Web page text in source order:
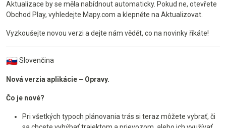
Aktualizace by se měla nabídnout automaticky. Pokud ne, otevřete
Obchod Play, vyhledejte Mapy.com a klepněte na Aktualizovat.
Vyzkoušejte novou verzi a dejte nám vědět, co na novinky říkáte!
Slovenčina
Nová verzia aplikácie – Opravy.
Čo je nové?
Pri všetkých typoch plánovania trás si teraz môžete vybrať, či